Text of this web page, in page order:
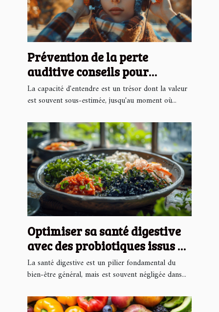
Prévention de la perte
auditive conseils pour
protéger son ouïe
La capacité d'entendre est un trésor dont la valeur
est souvent sous-estimée, jusqu'au moment où...
Optimiser sa santé digestive
avec des probiotiques issus de
sources insoupçonnées
La santé digestive est un pilier fondamental du
bien-être général, mais est souvent négligée dans...